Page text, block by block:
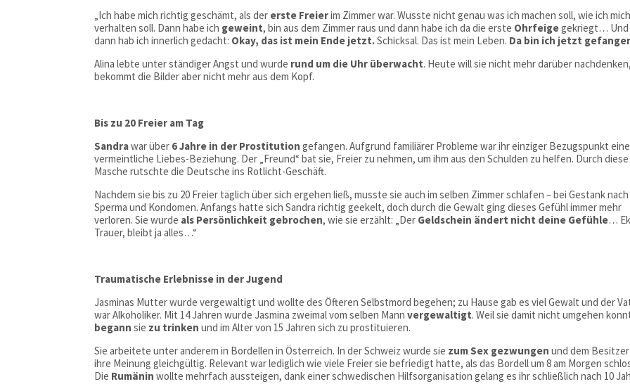
„Ich habe mich richtig geschämt, als der erste Freierim Zimmer war. Wusste nicht genau was ich machen soll, wie ich mich
verhalten soll. Dann habe ich geweint, bin aus dem Zimmer raus und dann habe ich da die erste Ohrfeigegekriegt… Und
dann hab ich innerlich gedacht: Okay, das ist mein Ende jetzt.Schicksal. Das ist mein Leben. Da bin ich jetzt
Alina lebte unter ständiger Angst und wurde rund um die Uhr überwacht. Heute will sie nicht mehr darüber nachdenken,
bekommt die Bilder aber nicht mehr aus dem Kopf.
Bis zu 20 Freier am Tag
Sandrawar über 6 Jahre in der Prostitution gefangen. Aufgrund familiärer Probleme war ihr einziger Bezugspunkt eine
vermeintliche Liebes-Beziehung. Der „Freund“ bat sie, Freier zu nehmen, um ihm aus den Schulden zu helfen. Durch diese
Masche rutschte die Deutsche ins Rotlicht-Geschäft.
Nachdem sie bis zu 20 Freier täglich über sich ergehen ließ, musste sie auch im selben Zimmer schlafen – bei Gestank nach
Sperma und Kondomen. Anfangs hatte sich Sandra richtig geekelt, doch durch die Gewalt ging dieses Gefühl immer mehr
verloren. Sie wurde als Persönlichkeit gebrochen, wie sie erzählt: „Der Geldschein ändert nicht deine Gefühle…
Trauer, bleibt ja alles…“
Traumatische Erlebnisse in der Jugend
Jasminas Mutter wurde vergewaltigt und wollte des Öfteren Selbstmord begehen; zu Hause gab es viel Gewalt und der
war Alkoholiker. Mit 14 Jahren wurde Jasmina zweimal vom selben Mannvergewaltigt. Weil sie damit nicht umgehen
begann sie zu trinken und im Alter von 15 Jahren sich zu prostituieren.
Sie arbeitete unter anderem in Bordellen in Österreich. In der Schweiz wurde sie zum Sex gezwungen und dem
ihre Meinung gleichgültig. Relevant war lediglich wie viele Freier sie befriedigt hatte, als das Bordell um 8 am Morgen
Die Rumänin wollte mehrfach aussteigen, dank einer schwedischen Hilfsorganisation gelang es ihr schließlich nach 10